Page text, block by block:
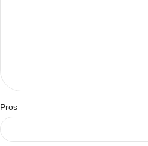
Pros